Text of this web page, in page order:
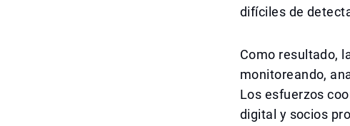
difíciles de
Como resultado,
monitoreando,
Los esfuerzos
digital y socios